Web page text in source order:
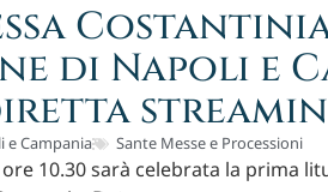
di Napoli e
e Campania Sante Messe e Processioni
10.30 sarà celebrata la prima